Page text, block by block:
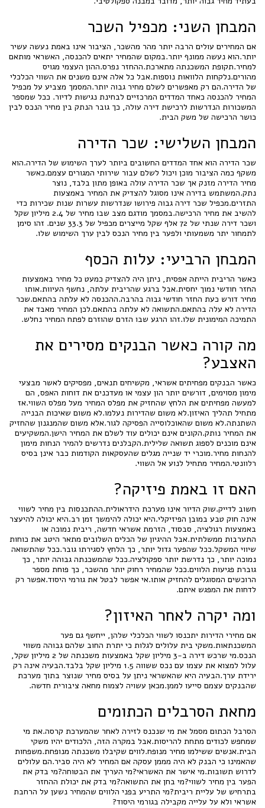
המבחן השני: מכפיל השכר
אם המחירים עולים הרבה יותר מהר מהשכר, הציבור אינו באמת נעשה עשיר
יותר.הוא נעשה ממונף יותר.במקום שהמחיר יתאים להכנסה, האשראי מותאם
למחיר.תקופת המשכנתה מתארכת.ההחזר נפרס.ההון העצמי מגויס
מהורים.נלקחות הלוואות נוספות.אבל כל אלה אינם משנים את השווי הכלכלי
של הדירה.הם רק מאפשרים לשלם מחיר גבוה יותר.המסמך מצביע על מכפיל
המחיר להכנסה כאחד המדדים המרכזיים לבחינת נגישות לדיור. ככל שמספר
המשכורות הנדרשות לרכישת דירה עולה, כך גובר הנתק בין מחיר הנכס לבין
כושר הרכישה של משק הבית.
המבחן השלישי: שכר הדירה
שכר הדירה הוא אחד המדדים החשובים ביותר לערך השימוש של הדירה.הוא
משקף כמה הציבור מוכן ויכול לשלם עבור שירותי המגורים עצמם.כאשר
מחיר הדירה מזנק אך שכר הדירה עולה באופן מתון בלבד, נוצר
נתק.המשתמש בדירה אינו מסוגל להצדיק את המחיר באמצעות
התזרים.מכפיל שכר דירה גבוה פירושו שנדרשות עשרות שנות שכירות כדי
להשיב את מחיר הרכישה.במסמך מודגם מצב שבו מחיר של 2.4 מיליון שקל
ושכר דירה שנתי של 72 אלף שקל מייצרים מכפיל של 33.3 שנים. זהו סימן
לתמחור יתר משמעותי ולפער בין מחיר הנכס לבין ערך השימוש שלו.
המבחן הרביעי: עלות הכסף
כאשר הריבית הייתה אפסית, ניתן היה להצדיק כמעט כל מחיר באמצעות
החזר חודשי נמוך יחסית.אבל ברגע שהריבית עלתה, נחשף העיוות.אותו
מחיר דורש כעת החזר חודשי גבוה בהרבה.ההכנסה לא עלתה בהתאם.שכר
הדירה לא עלה בהתאם.התשואה לא עלתה בהתאם.לכן המחיר מאבד את
התמיכה המימונית שלו.זהו הרגע שבו הזרם שהוזרם לפתח המחיר נחלש.
מה קורה כאשר הבנקים מסירים את
האצבע?
כאשר הבנקים מפחיתים אשראי, מקשיחים תנאים, מפסיקים לאשר מבצעי
מימון מסוימים, דורשים יותר הון עצמי או מעדכנים את דוחות האפס, הם
למעשה מפחיתים את הלחץ שהחזיק את מפלס המחיר מעל מפלס השווי.אז
מתחיל תהליך האיזון.לא משום שהדירות נעלמו.לא משום שאיכות הבנייה
השתנתה.לא משום שהאוכלוסייה הפסיקה לגור.אלא משום שהמנגנון שהחזיק
את המחיר נותק.הקונים אינם יכולים עוד לשלם את המחיר הישן.המשקיעים
אינם מוכנים לספוג תשואה שלילית.הקבלנים נדרשים להמיר הנחות מימון
להנחות מחיר.מוכרי יד שנייה מגלים שהעסקאות הקודמות כבר אינן בסיס
רלוונטי.המחיר מתחיל לנוע אל השווי.
האם זו באמת פיזיקה?
חשוב לדייק.שוק הדיור אינו מערכת הידראולית.ההתכנסות בין מחיר לשווי
אינה חוק טבע במובן הפיזיקלי.היא יכולה להימשך זמן רב.היא יכולה להיעצר
באמצעות רגולציה, סבסוד, הזרמת אשראי חדשה, ריבית נמוכה או
התערבות ממשלתית.אבל ההיגיון של הכלים השלובים מתאר היטב את כוחות
שיווי המשקל.ככל שהפער גדול יותר, כך הלחץ לסגירתו גובר.ככל שהתשואה
נמוכה יותר, כך נדרשת יותר ספקולציה.ככל שהמשכנתה גבוהה יותר, כך
גוברת פגיעות הלווים.ככל שהמחיר רחוק יותר מהשכר, כך פוחת מספר
הרוכשים המסוגלים להחזיק אותו.אי אפשר לבטל את גורמי היסוד.אפשר רק
לדחות את המפגש איתם.
ומה יקרה לאחר האיזון?
אם מחירי הדירות יתכנסו לשווי הכלכלי שלהן, ייחשף גם פער
המשכנתאות.משקי בית עלולים לגלות כי יתרת החוב שלהם גבוהה משווי
הנכס.מי שרכש דירה ב-3 מיליון שקל באמצעות משכנתה של 2 מיליון שקל,
עלול למצוא את עצמו עם נכס ששווה 1.5 מיליון שקל בלבד.הבעיה אינה רק
ירידת ערך.הבעיה היא שהאשראי ניתן על בסיס מחיר שנוצר בתוך מערכת
שהבנקים עצמם סייעו לממן.מכאן עשויה לצמוח מחאה ציבורית חדשה.
מחאת הסרבלים הכתומים
הסרבל הכתום מסמל את מי שנכנס לזירה לאחר שהמערכת קרסה.את מי
שמחפש לכודים מתחת להריסות.אבל במקרה הזה, הלכודים יהיו משקי
הבית.אנשים ששילמו מחיר מנופח.לווים שקיבלו משכנתה מנופחת.משפחות
שהאמינו כי הבנק לא היה מממן עסקה אם המחיר לא היה סביר.הם עלולים
לדרוש תשובות.מי אישר את האשראי?מי העריך את הבטוחה?מי בדק את
הפער בין מחיר לשווי?מי בחן את התשואה?מי בדק את יכולת ההחזר
בתרחיש של עליית ריבית?מי התריע בפני הלווים שהמחיר נשען על הרחבת
אשראי ולא על עלייה מקבילה בגורמי היסוד?